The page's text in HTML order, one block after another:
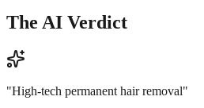
The AI Verdict
"High-tech permanent hair removal"